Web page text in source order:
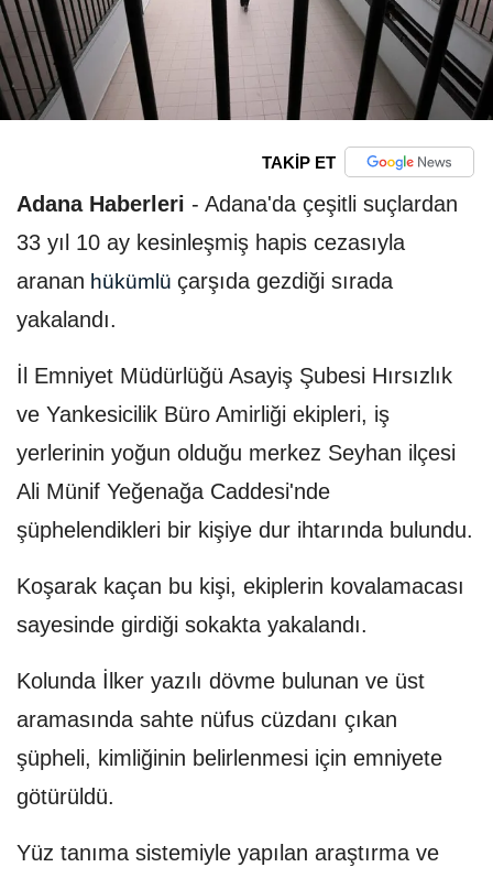
TAKİP ET
Adana Haberleri - Adana'da çeşitli suçlardan
33 yıl 10 ay kesinleşmiş hapis cezasıyla
aranan hükümlü çarşıda gezdiği sırada
yakalandı.
İl Emniyet Müdürlüğü Asayiş Şubesi Hırsızlık
ve Yankesicilik Büro Amirliği ekipleri, iş
yerlerinin yoğun olduğu merkez Seyhan ilçesi
Ali Münif Yeğenağa Caddesi'nde
şüphelendikleri bir kişiye dur ihtarında bulundu.
Koşarak kaçan bu kişi, ekiplerin kovalamacası
sayesinde girdiği sokakta yakalandı.
Kolunda İlker yazılı dövme bulunan ve üst
aramasında sahte nüfus cüzdanı çıkan
şüpheli, kimliğinin belirlenmesi için emniyete
götürüldü.
Yüz tanıma sistemiyle yapılan araştırma ve